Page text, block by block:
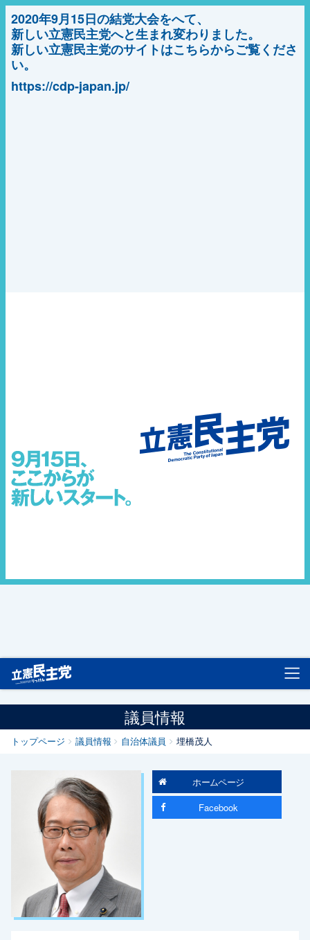
2020年9月15日の結党大会をへて、
新しい立憲民主党へと生まれ変わりました。
新しい立憲民主党のサイトはこちらからご覧くださ
い。
https://cdp-japan.jp/
議員情報
トップページ 議員情報 自治体議員 埋橋茂人
ホームページ
Facebook